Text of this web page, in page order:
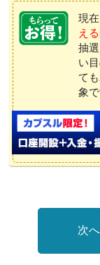
現在
え
抽
い
て
象